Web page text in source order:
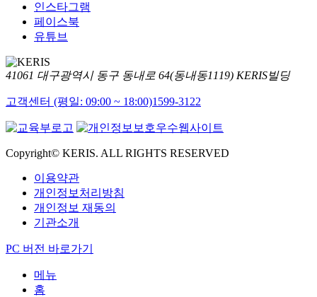
인스타그램
페이스북
유튜브
41061 대구광역시 동구 동내로 64(동내동1119) KERIS빌딩
고객센터 (평일: 09:00 ~ 18:00)1599-3122
Copyright© KERIS. ALL RIGHTS RESERVED
이용약관
개인정보처리방침
개인정보 재동의
기관소개
PC 버전 바로가기
메뉴
홈